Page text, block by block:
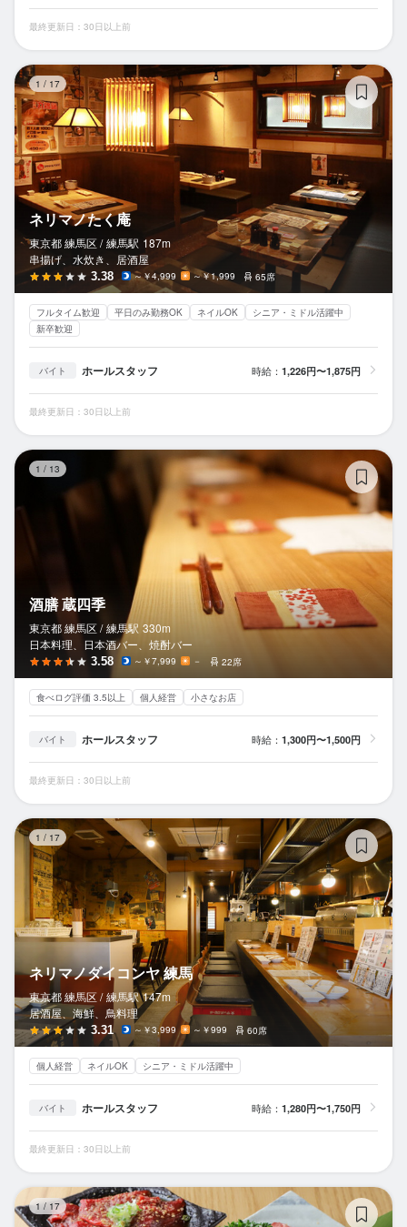
最終更新日：30日以上前
1 / 17
ネリマノたく庵
東京都 練馬区 / 練馬駅 187m
串揚げ、水炊き、居酒屋
3.38 ～￥4,999 ～￥1,999 65席
フルタイム歓迎 平日のみ勤務OK ネイルOK
シニア・ミドル活躍中
新卒歓迎
バイト ホールスタッフ 時給： 1,226円〜1,875円
最終更新日：30日以上前
1 / 13
酒膳 蔵四季
東京都 練馬区 / 練馬駅 330m
日本料理、日本酒バー、焼酎バー
3.58 ～￥7,999 － 22席
食べログ評価 3.5以上 個人経営 小さなお店
バイト ホールスタッフ 時給： 1,300円〜1,500円
最終更新日：30日以上前
1 / 17
ネリマノダイコンヤ 練馬
東京都 練馬区 / 練馬駅 147m
居酒屋、海鮮、鳥料理
3.31 ～￥3,999 ～￥999 60席
個人経営 ネイルOK シニア・ミドル活躍中
バイト ホールスタッフ 時給： 1,280円〜1,750円
最終更新日：30日以上前
1/ 17